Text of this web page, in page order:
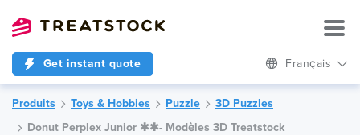
Get instant quote Français
Produits Toys & Hobbies Puzzle
3D Puzzles
Donut Perplex Junior ✱✱- Modèles 3D Treatstock